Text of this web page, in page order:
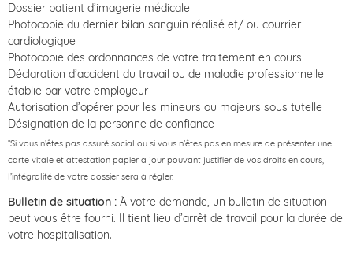
Dossier patient d’imagerie médicale
Photocopie du dernier bilan sanguin réalisé et/ ou courrier
cardiologique
Photocopie des ordonnances de votre traitement en cours
Déclaration d’accident du travail ou de maladie professionnelle
établie par votre employeur
Autorisation d’opérer pour les mineurs ou majeurs sous tutelle
Désignation de la personne de confiance
*Si vous n’êtes pas assuré social ou si vous n’êtes pas en mesure de présenter une
carte vitale et attestation papier à jour pouvant justifier de vos droits en cours,
l’intégralité de votre dossier sera à régler.
Bulletin de situation : À votre demande, un bulletin de situation
peut vous être fourni. Il tient lieu d’arrêt de travail pour la durée de
votre hospitalisation.